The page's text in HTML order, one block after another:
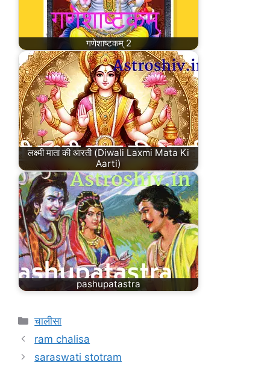
गणेशाष्टकम् 2
लक्ष्मी माता की आरती (Diwali Laxmi Mata Ki
Aarti)
pashupatastra
चालीसा
ram chalisa
saraswati stotram